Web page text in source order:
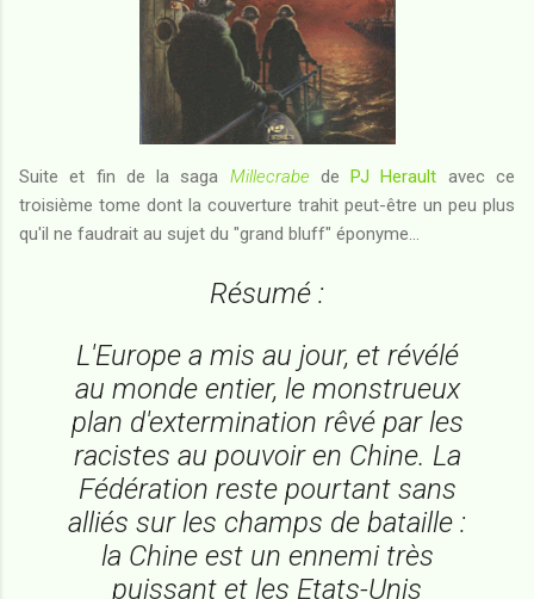
Suite et fin de la saga Millecrabe dePJ Herault avec ce
troisième tome dont la couverture trahit peut-être un peu plus
qu'il ne faudrait au sujet du "grand bluff" éponyme...
Résumé :
L'Europe a mis au jour, et révélé
au monde entier, le monstrueux
plan d'extermination rêvé par les
racistes au pouvoir en Chine. La
Fédération reste pourtant sans
alliés sur les champs de bataille :
la Chine est un ennemi très
puissant et les Etats-Unis